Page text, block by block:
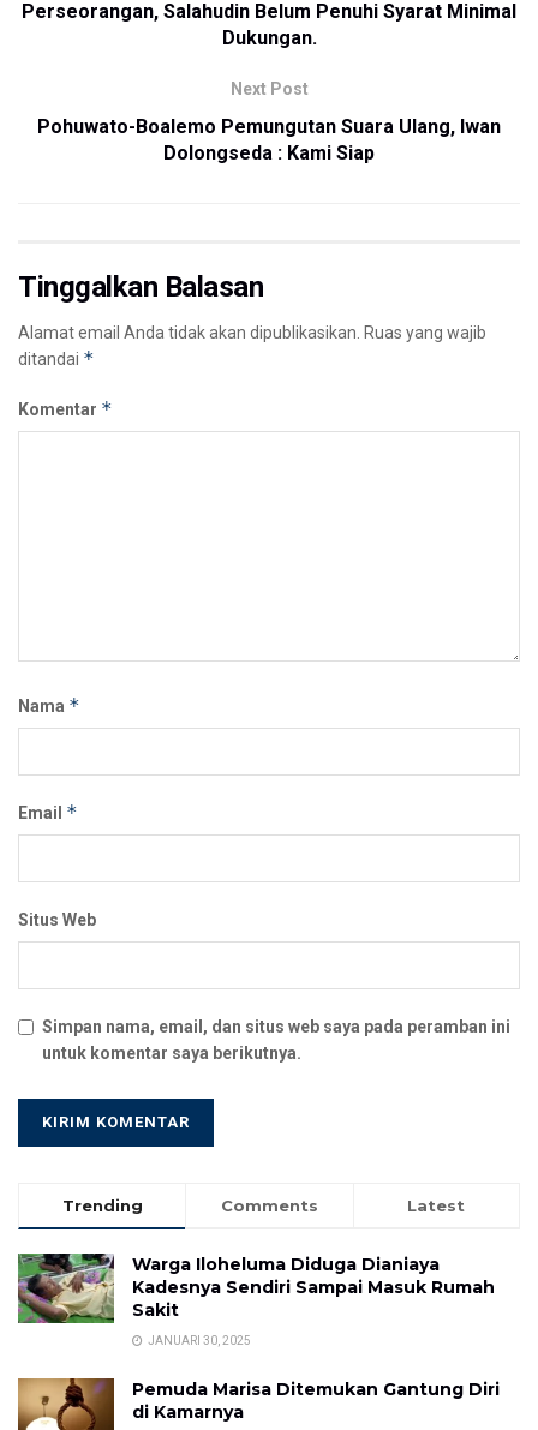
Perseorangan, Salahudin Belum Penuhi Syarat Minimal
Dukungan.
Next Post
Pohuwato-Boalemo Pemungutan Suara Ulang, Iwan
Dolongseda : Kami Siap
Tinggalkan Balasan
Alamat email Anda tidak akan dipublikasikan. Ruas yang wajib
ditandai *
Komentar *
Nama *
Email *
Situs Web
Simpan nama, email, dan situs web saya pada peramban ini
untuk komentar saya berikutnya.
Trending Comments Latest
Warga Iloheluma Diduga Dianiaya
Kadesnya Sendiri Sampai Masuk Rumah
Sakit
JANUARI 30, 2025
Pemuda Marisa Ditemukan Gantung Diri
di Kamarnya